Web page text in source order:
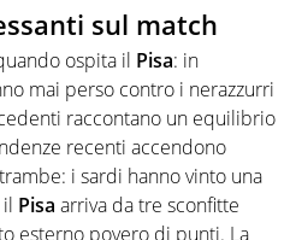
sul match
ospita il Pisa: in
mai perso contro i nerazzurri
raccontano un equilibrio
recenti accendono
i sardi hanno vinto una
Pisa arriva da tre sconfitte
esterno povero di punti. La